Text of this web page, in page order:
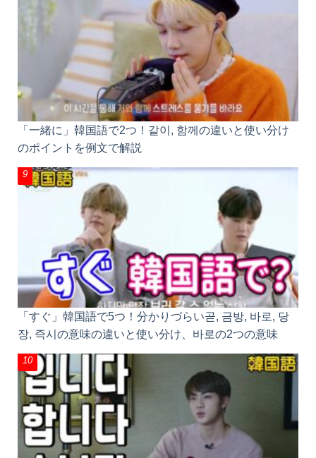
「一緒に」韓国語で2つ！같이, 함께の違いと使い分け
のポイントを例文で解説
「すぐ」韓国語で5つ！分かりづらい곧, 금방, 바로, 당
장, 즉시の意味の違いと使い分け、바로の2つの意味